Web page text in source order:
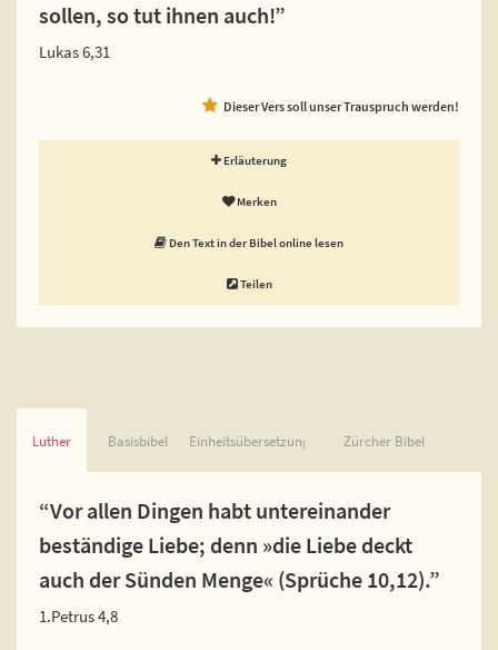
sollen, so tut ihnen auch!”
Lukas 6,31
Dieser Vers soll unser Trauspruch werden!
Erläuterung
Merken
Den Text in der Bibel online lesen
Teilen
Luther Basisbibel Einheitsübersetzung Zürcher Bibel
“Vor allen Dingen habt untereinander
beständige Liebe; denn »die Liebe deckt
auch der Sünden Menge« (Sprüche 10,12).”
1.Petrus 4,8